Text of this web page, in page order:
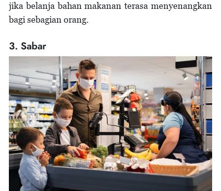
jika belanja bahan makanan terasa menyenangkan
bagi sebagian orang.
3. Sabar